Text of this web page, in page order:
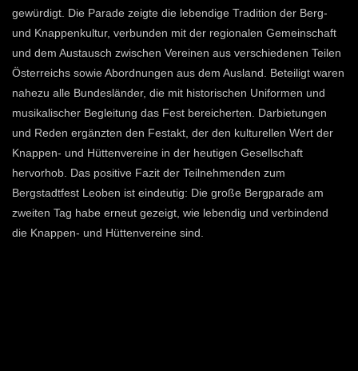
gewürdigt. Die Parade zeigte die lebendige Tradition der Berg-
und Knappenkultur, verbunden mit der regionalen Gemeinschaft
und dem Austausch zwischen Vereinen aus verschiedenen Teilen
Österreichs sowie Abordnungen aus dem Ausland. Beteiligt waren
nahezu alle Bundesländer, die mit historischen Uniformen und
musikalischer Begleitung das Fest bereicherten. Darbietungen
und Reden ergänzten den Festakt, der den kulturellen Wert der
Knappen- und Hüttenvereine in der heutigen Gesellschaft
hervorhob. Das positive Fazit der Teilnehmenden zum
Bergstadtfest Leoben ist eindeutig: Die große Bergparade am
zweiten Tag habe erneut gezeigt, wie lebendig und verbindend
die Knappen- und Hüttenvereine sind.